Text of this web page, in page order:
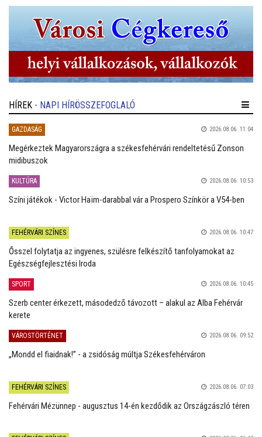
HÍREK - NAPI HÍRÖSSZEFOGLALÓ
GAZDASÁG 2026.08.06. 11:04
Megérkeztek Magyarországra a székesfehérvári rendeltetésű Zonson
midibuszok
KULTÚRA 2026.08.06. 10:53
Színi játékok - Victor Haïm-darabbal vár a Prospero Színkör a V54-ben
FEHÉRVÁRI SZÍNES 2026.08.06. 10:47
Ősszel folytatja az ingyenes, szülésre felkészítő tanfolyamokat az
Egészségfejlesztési Iroda
SPORT 2026.08.06. 10:45
Szerb center érkezett, másodedző távozott – alakul az Alba Fehérvár
kerete
VÁROSTÖRTÉNET 2026.08.06. 09:52
„Mondd el fiaidnak!” - a zsidóság múltja Székesfehérváron
FEHÉRVÁRI SZÍNES 2026.08.06. 07:03
Fehérvári Mézünnep - augusztus 14-én kezdődik az Országzászló téren